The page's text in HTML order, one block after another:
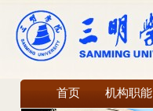
首页 机构职能